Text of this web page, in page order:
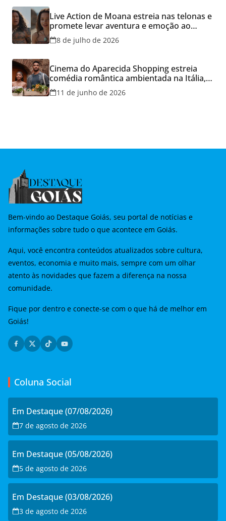
Live Action de Moana estreia nas telonas e
promete levar aventura e emoção ao
Cineflix do Aparecida Shopping
8 de julho de 2026
Cinema do Aparecida Shopping estreia
comédia romântica ambientada na Itália,
hoje e lança promoção para o Dia dos
Namorados
11 de junho de 2026
Bem-vindo ao Destaque Goiás, seu portal de notícias e
informações sobre tudo o que acontece em Goiás.
Aqui, você encontra conteúdos atualizados sobre cultura,
eventos, economia e muito mais, sempre com um olhar
atento às novidades que fazem a diferença na nossa
comunidade.
Fique por dentro e conecte-se com o que há de melhor em
Goiás!
Coluna Social
Em Destaque (07/08/2026)
7 de agosto de 2026
Em Destaque (05/08/2026)
5 de agosto de 2026
Em Destaque (03/08/2026)
3 de agosto de 2026